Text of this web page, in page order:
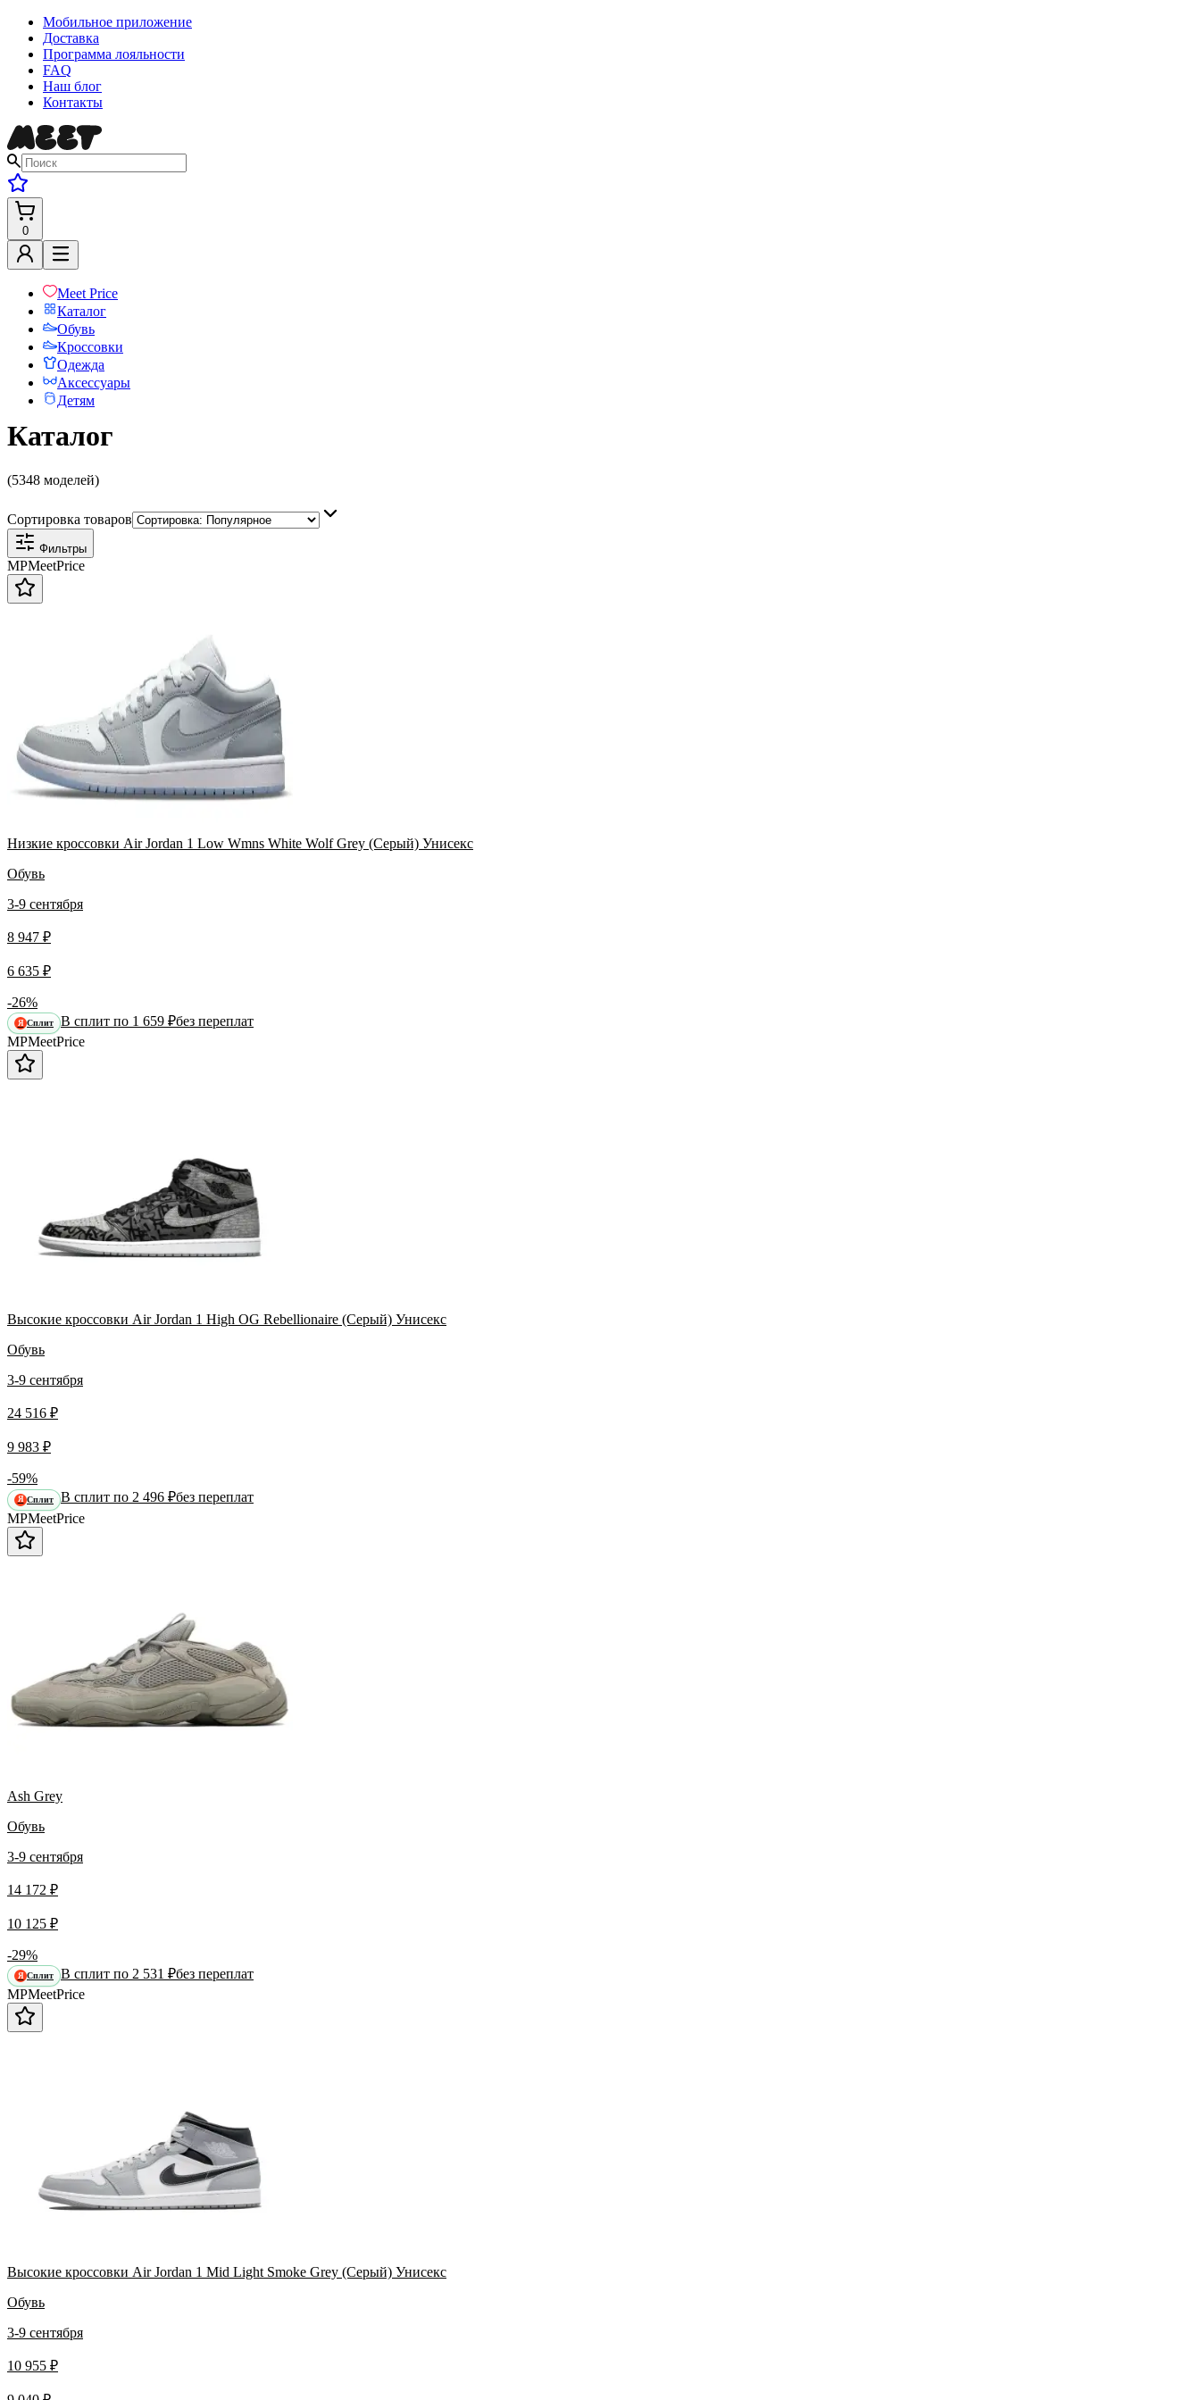
Мобильное приложение
Доставка
Программа лояльности
FAQ
Наш блог
Контакты
0
Meet Price
Каталог
Обувь
Кроссовки
Одежда
Аксессуары
Детям
Каталог
(5348 моделей)
Сортировка товаров
Фильтры
MPMeetPrice
Низкие кроссовки Air Jordan 1 Low Wmns White Wolf Grey (Серый) Унисекс
Обувь
3-9 сентября
8 947 ₽
6 635 ₽
-26%
Я Сплит В сплит по 1 659 ₽без переплат
MPMeetPrice
Высокие кроссовки Air Jordan 1 High OG Rebellionaire (Серый) Унисекс
Обувь
3-9 сентября
24 516 ₽
9 983 ₽
-59%
Я Сплит В сплит по 2 496 ₽без переплат
MPMeetPrice
Ash Grey
Обувь
3-9 сентября
14 172 ₽
10 125 ₽
-29%
Я Сплит В сплит по 2 531 ₽без переплат
MPMeetPrice
Высокие кроссовки Air Jordan 1 Mid Light Smoke Grey (Серый) Унисекс
Обувь
3-9 сентября
10 955 ₽